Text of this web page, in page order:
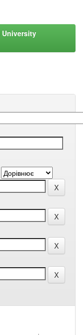
University